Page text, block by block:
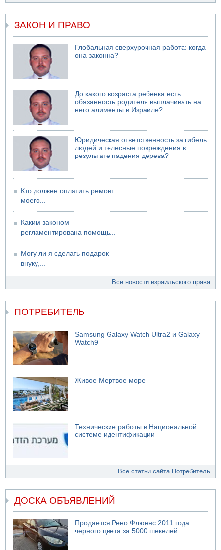
ЗАКОН И ПРАВО
Глобальная сверхурочная работа: когда
она законна?
До какого возраста ребенка есть
обязанность родителя выплачивать на
него алименты в Израиле?
Юридическая ответственность за гибель
людей и телесные повреждения в
результате падения дерева?
Кто должен оплатить ремонт
моего...
Каким законом
регламентирована помощь...
Могу ли я сделать подарок
внуку,...
Все новости израильского права
ПОТРЕБИТЕЛЬ
Samsung Galaxy Watch Ultra2 и Galaxy
Watch9
Живое Мертвое море
Технические работы в Национальной
системе идентификации
Все статьи сайта Потребитель
ДОСКА ОБЪЯВЛЕНИЙ
Продается Рено Флюенс 2011 года
черного цвета за 5000 шекелей